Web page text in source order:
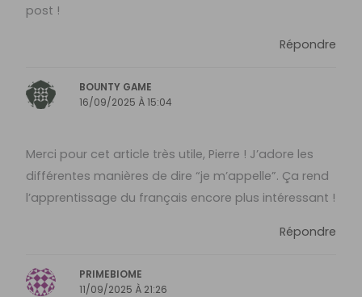
post !
Répondre
BOUNTY GAME
16/09/2025 À 15:04
Merci pour cet article très utile, Pierre ! J’adore les
différentes manières de dire “je m’appelle”. Ça rend
l’apprentissage du français encore plus intéressant !
Répondre
PRIMEBIOME
11/09/2025 À 21:26